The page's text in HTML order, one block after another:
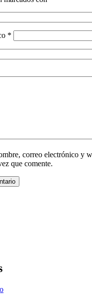
*
correo electrónico y
que comente.